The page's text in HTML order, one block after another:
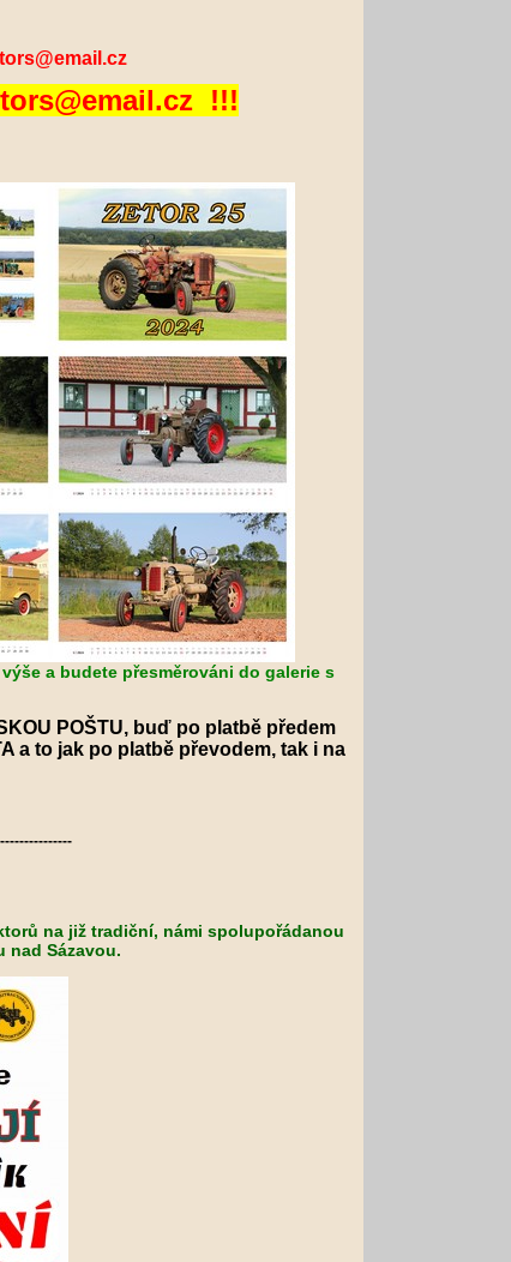
!!!
a budete přesměrováni do galerie s
POŠTU, buď po platbě předem
a to jak po platbě převodem, tak i na
na již tradiční, námi spolupořádanou
nad Sázavou.